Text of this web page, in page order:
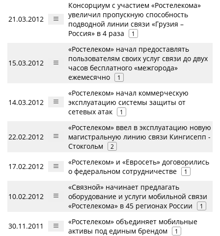
21.03.2012
Консорциум с участием «Ростелекома»
увеличил пропускную способность
подводной линии связи «Грузия –
Россия» в 4 раза
1
15.03.2012
«Ростелеком» начал предоставлять
пользователям своих услуг связи до двух
часов бесплатного «межгорода»
ежемесячно
1
14.03.2012
«Ростелеком» начал коммерческую
эксплуатацию системы защиты от
сетевых атак
1
22.02.2012
«Ростелеком» ввел в эксплуатацию новую
магистральную линию связи Кингисепп -
Стокгольм
2
17.02.2012
«Ростелеком» и «Евросеть» договорились
о федеральном сотрудничестве
1
10.02.2012
«Связной» начинает предлагать
оборудование и услуги мобильной связи
«Ростелекома» в 45 регионах России
1
30.11.2011
«Ростелеком» объединяет мобильные
активы под единым брендом
1